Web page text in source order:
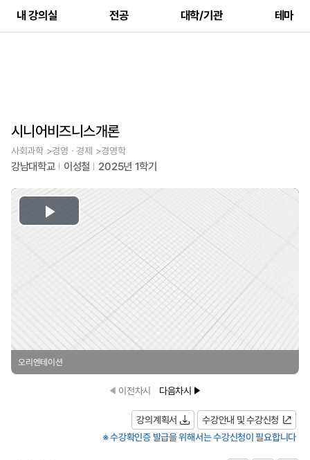
내 강의실 전공 대학/기관 테마
시니어비즈니스개론
사회과학 >경영ㆍ경제 >경영학
강남대학교 이성철 2025년 1학기
Play
오리엔테이션
이전차시 다음차시
강의계획서
수강안내 및 수강신청
※ 수강확인증 발급을 위해서는 수강신청이 필요합니다